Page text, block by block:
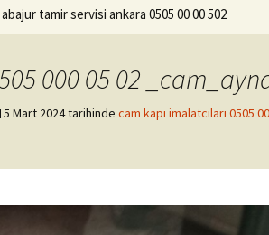
tamir servisi ankara 0505 00 00 502
000 05 02
5 Mart 2024tarihinde cam kapı imalatcıları 0505